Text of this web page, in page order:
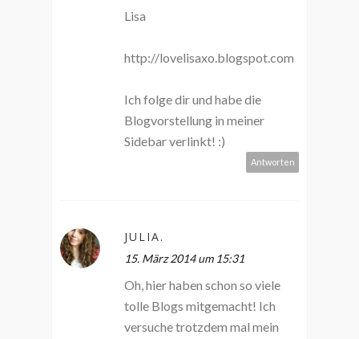
Lisa
http://lovelisaxo.blogspot.com
Ich folge dir und habe die
Blogvorstellung in meiner
Sidebar verlinkt! :)
Antworten
JULIA.
15. März 2014 um 15:31
Oh, hier haben schon so viele
tolle Blogs mitgemacht! Ich
versuche trotzdem mal mein